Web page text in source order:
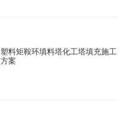
塑料矩鞍环填料塔化工塔填充施工
方案